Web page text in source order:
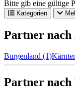
Bitte gib eine gültige
Kategorien
Partner nach
Burgenland (1)
Partner nach